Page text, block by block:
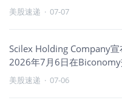
Group Llp一亿美元战略投资
美股速递 · 07-07
Scilex Holding Company
2026年7月6日在
美股速递 · 07-06